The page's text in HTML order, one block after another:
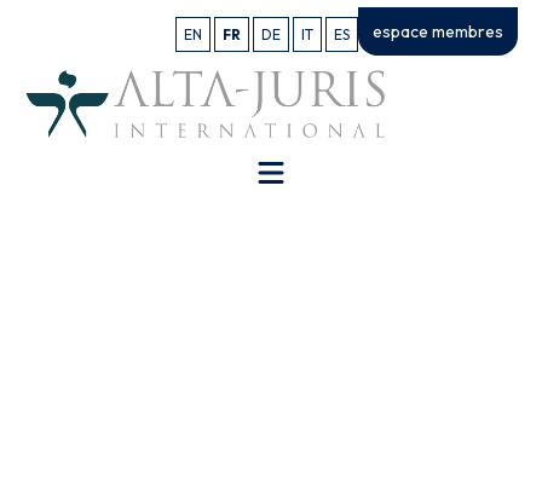
EN FR DE IT ES espace membres